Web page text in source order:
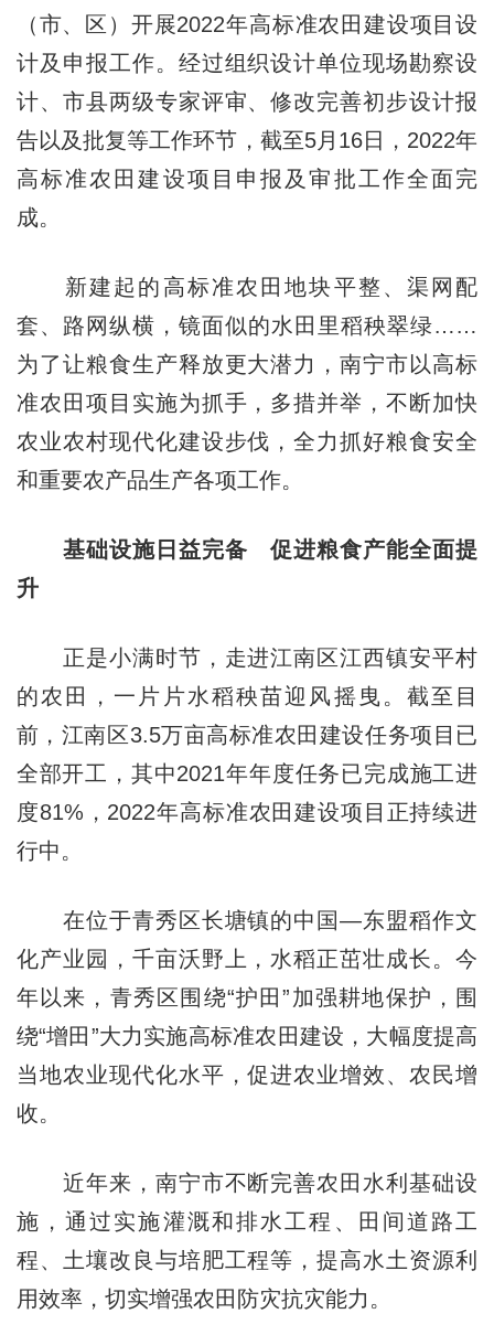
（市、区）开展2022年高标准农田建设项目设
计及申报工作。经过组织设计单位现场勘察设
计、市县两级专家评审、修改完善初步设计报
告以及批复等工作环节，截至5月16日，2022年
高标准农田建设项目申报及审批工作全面完
成。
新建起的高标准农田地块平整、渠网配
套、路网纵横，镜面似的水田里稻秧翠绿……
为了让粮食生产释放更大潜力，南宁市以高标
准农田项目实施为抓手，多措并举，不断加快
农业农村现代化建设步伐，全力抓好粮食安全
和重要农产品生产各项工作。
基础设施日益完备 促进粮食产能全面提
升
正是小满时节，走进江南区江西镇安平村
的农田，一片片水稻秧苗迎风摇曳。截至目
前，江南区3.5万亩高标准农田建设任务项目已
全部开工，其中2021年年度任务已完成施工进
度81%，2022年高标准农田建设项目正持续进
行中。
在位于青秀区长塘镇的中国—东盟稻作文
化产业园，千亩沃野上，水稻正茁壮成长。今
年以来，青秀区围绕“护田”加强耕地保护，围
绕“增田”大力实施高标准农田建设，大幅度提高
当地农业现代化水平，促进农业增效、农民增
收。
近年来，南宁市不断完善农田水利基础设
施，通过实施灌溉和排水工程、田间道路工
程、土壤改良与培肥工程等，提高水土资源利
用效率，切实增强农田防灾抗灾能力。